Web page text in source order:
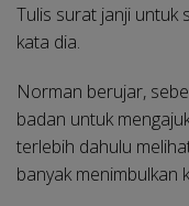
Tulis surat janji untuk
kata dia.
Norman berujar,
badan untuk
terlebih dahulu
banyak menimbulkan